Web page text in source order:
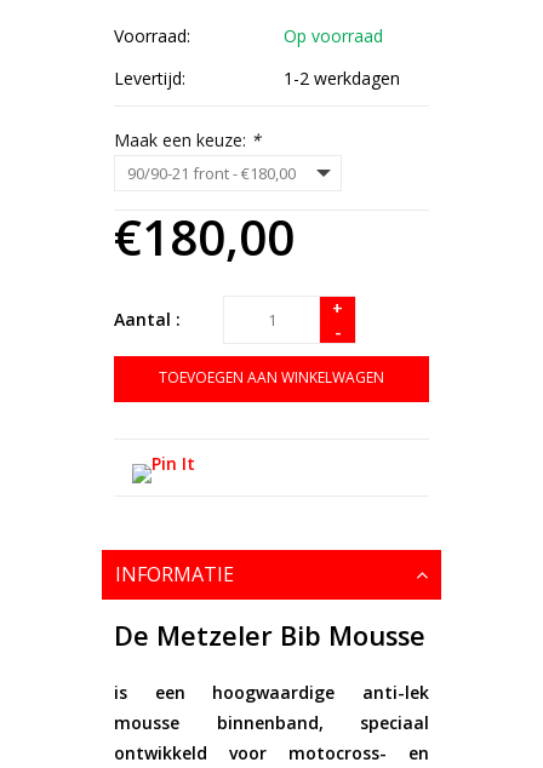
Voorraad:
Op voorraad
Levertijd:
1-2 werkdagen
Maak een keuze: *
€180,00
Aantal :
+
-
TOEVOEGEN AAN WINKELWAGEN
INFORMATIE
De Metzeler Bib Mousse
is een hoogwaardige anti-lek
mousse binnenband, speciaal
ontwikkeld voor motocross- en